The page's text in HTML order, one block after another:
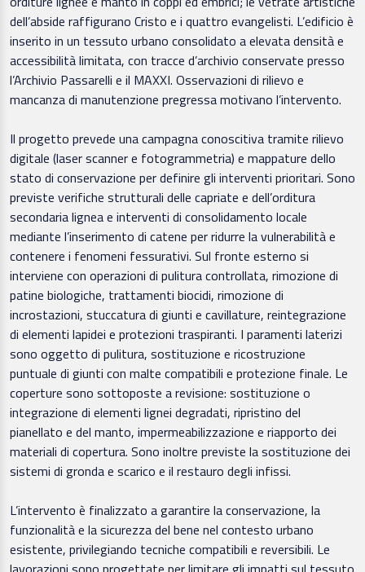
dell’abside raffigurano Cristo e i quattro evangelisti. L’edificio è
inserito in un tessuto urbano consolidato a elevata densità e
accessibilità limitata, con tracce d’archivio conservate presso
l’Archivio Passarelli e il MAXXI. Osservazioni di rilievo e
mancanza di manutenzione pregressa motivano l’intervento.
Il progetto prevede una campagna conoscitiva tramite rilievo
digitale (laser scanner e fotogrammetria) e mappature dello
stato di conservazione per definire gli interventi prioritari. Sono
previste verifiche strutturali delle capriate e dell’orditura
secondaria lignea e interventi di consolidamento locale
mediante l’inserimento di catene per ridurre la vulnerabilità e
contenere i fenomeni fessurativi. Sul fronte esterno si
interviene con operazioni di pulitura controllata, rimozione di
patine biologiche, trattamenti biocidi, rimozione di
incrostazioni, stuccatura di giunti e cavillature, reintegrazione
di elementi lapidei e protezioni traspiranti. I paramenti laterizi
sono oggetto di pulitura, sostituzione e ricostruzione
puntuale di giunti con malte compatibili e protezione finale. Le
coperture sono sottoposte a revisione: sostituzione o
integrazione di elementi lignei degradati, ripristino del
pianellato e del manto, impermeabilizzazione e riapporto dei
materiali di copertura. Sono inoltre previste la sostituzione dei
sistemi di gronda e scarico e il restauro degli infissi.
L’intervento è finalizzato a garantire la conservazione, la
funzionalità e la sicurezza del bene nel contesto urbano
esistente, privilegiando tecniche compatibili e reversibili. Le